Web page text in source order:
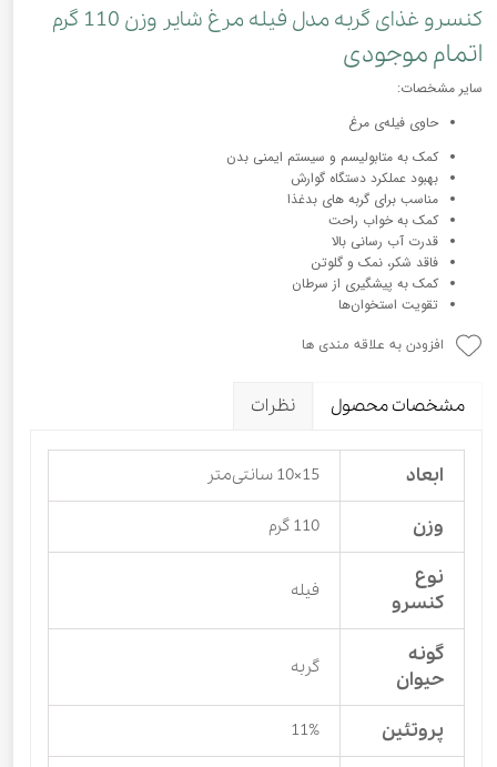
کنسرو غذای گربه مدل فیله مرغ شایر وزن 110 گرم
اتمام موجودی
سایر مشخصات:
حاوی فیله‌ی مرغ
کمک به متابولیسم و سیستم ایمنی بدن
بهبود عملکرد دستگاه گوارش
مناسب برای گربه های بدغذا
کمک به خواب راحت
قدرت آب رسانی بالا
فاقد شکر، نمک و گلوتن
کمک به پیشگیری از سرطان
تقویت استخوان‌ها
افزودن به علاقه مندی ها
مشخصات محصول نظرات
ابعاد 15×10 سانتی‌متر
وزن 110 گرم
نوع
کنسرو
فیله
گونه
حیوان
گربه
پروتئین 11%